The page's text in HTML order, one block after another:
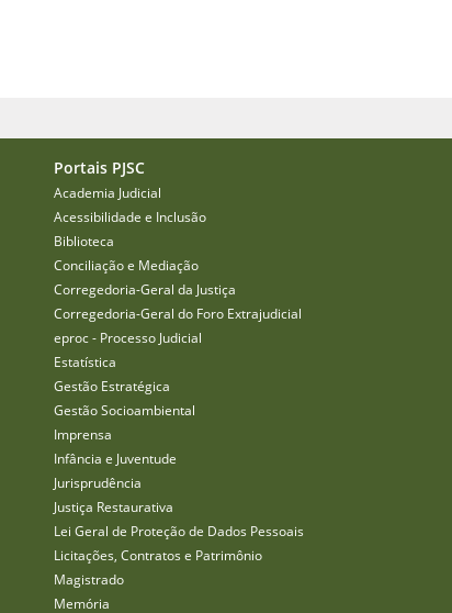
Portais PJSC
Academia Judicial
Acessibilidade e Inclusão
Biblioteca
Conciliação e Mediação
Corregedoria-Geral da Justiça
Corregedoria-Geral do Foro Extrajudicial
eproc - Processo Judicial
Estatística
Gestão Estratégica
Gestão Socioambiental
Imprensa
Infância e Juventude
Jurisprudência
Justiça Restaurativa
Lei Geral de Proteção de Dados Pessoais
Licitações, Contratos e Patrimônio
Magistrado
Memória